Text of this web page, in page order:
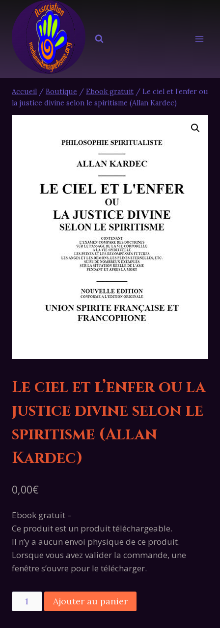
contenu
Accueil / Boutique / Ebook gratuit / Le ciel et l’enfer ou
la justice divine selon le spiritisme (Allan Kardec)
Le ciel et l’enfer ou la
justice divine selon le
spiritisme (Allan
Kardec)
0,00€
Ebook gratuit –
Ce produit est un produit téléchargeable.
Il n’y a aucun envoi physique de ce produit.
Lorsque vous avez valider la commande, une
fenêtre s’ouvre pour le télécharger.
quantité
de
Ajouter au panier